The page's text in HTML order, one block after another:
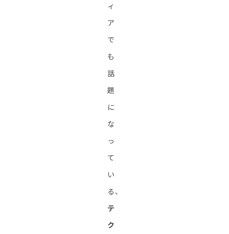
ィ
ア
で
も
話
題
に
な
っ
て
い
る、
テ
ク